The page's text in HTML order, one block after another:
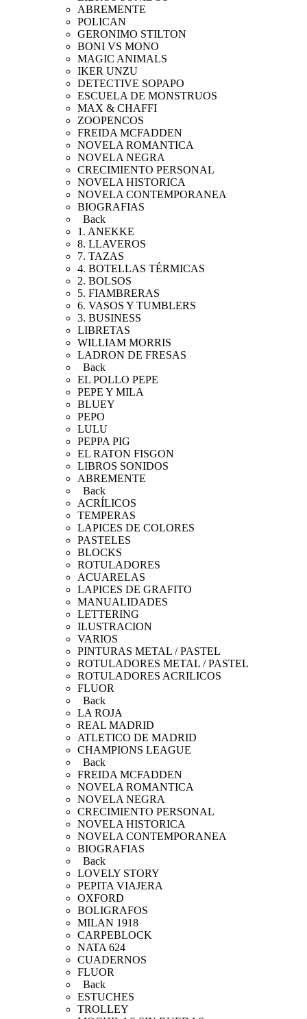
ABREMENTE
POLICAN
GERONIMO STILTON
BONI VS MONO
MAGIC ANIMALS
IKER UNZU
DETECTIVE SOPAPO
ESCUELA DE MONSTRUOS
MAX & CHAFFI
ZOOPENCOS
FREIDA MCFADDEN
NOVELA ROMANTICA
NOVELA NEGRA
CRECIMIENTO PERSONAL
NOVELA HISTORICA
NOVELA CONTEMPORANEA
BIOGRAFIAS
Back
1. ANEKKE
8. LLAVEROS
7. TAZAS
4. BOTELLAS TÉRMICAS
2. BOLSOS
5. FIAMBRERAS
6. VASOS Y TUMBLERS
3. BUSINESS
LIBRETAS
WILLIAM MORRIS
LADRON DE FRESAS
Back
EL POLLO PEPE
PEPE Y MILA
BLUEY
PEPO
LULU
PEPPA PIG
EL RATON FISGON
LIBROS SONIDOS
ABREMENTE
Back
ACRÍLICOS
TEMPERAS
LAPICES DE COLORES
PASTELES
BLOCKS
ROTULADORES
ACUARELAS
LAPICES DE GRAFITO
MANUALIDADES
LETTERING
ILUSTRACION
VARIOS
PINTURAS METAL / PASTEL
ROTULADORES METAL / PASTEL
ROTULADORES ACRILICOS
FLUOR
Back
LA ROJA
REAL MADRID
ATLETICO DE MADRID
CHAMPIONS LEAGUE
Back
FREIDA MCFADDEN
NOVELA ROMANTICA
NOVELA NEGRA
CRECIMIENTO PERSONAL
NOVELA HISTORICA
NOVELA CONTEMPORANEA
BIOGRAFIAS
Back
LOVELY STORY
PEPITA VIAJERA
OXFORD
BOLIGRAFOS
MILAN 1918
CARPEBLOCK
NATA 624
CUADERNOS
FLUOR
Back
ESTUCHES
TROLLEY